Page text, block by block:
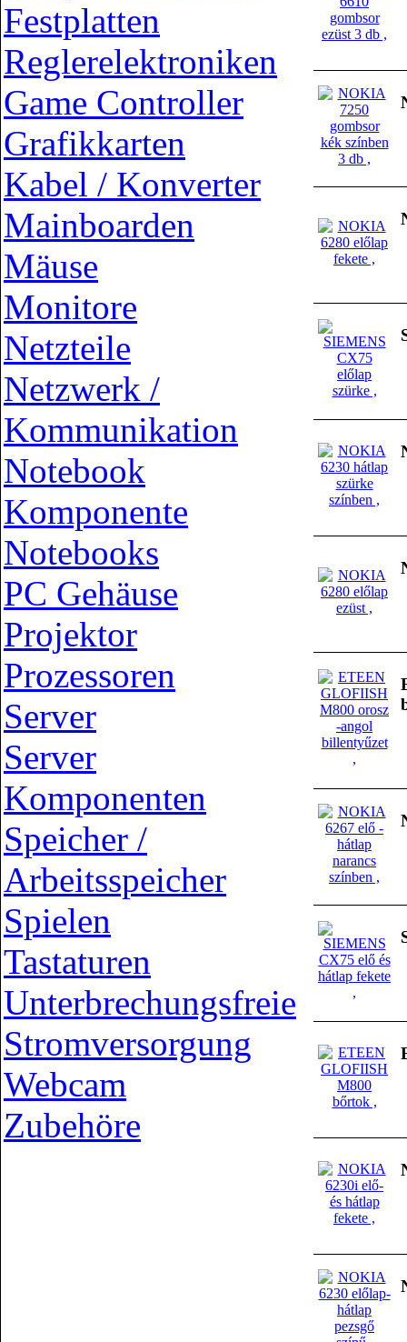
Festplatten
Reglerelektroniken
Game Controller
Grafikkarten
Kabel / Konverter
Mainboarden
Mäuse
Monitore
Netzteile
Netzwerk /
Kommunikation
Notebook
Komponente
Notebooks
PC Gehäuse
Projektor
Prozessoren
Server
Server
Komponenten
Speicher /
Arbeitsspeicher
Spielen
Tastaturen
Unterbrechungsfreie
Stromversorgung
Webcam
Zubehöre